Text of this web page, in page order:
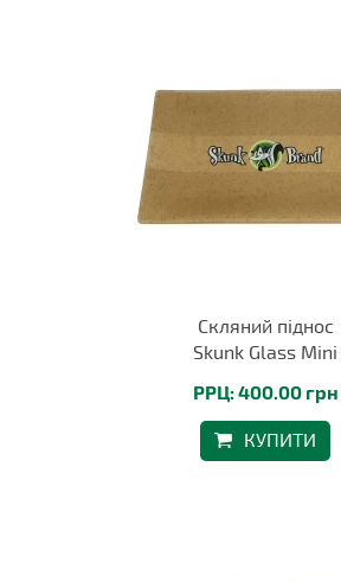
Скляний піднос
Skunk Glass Mini
РРЦ: 400.00 грн
КУПИТИ